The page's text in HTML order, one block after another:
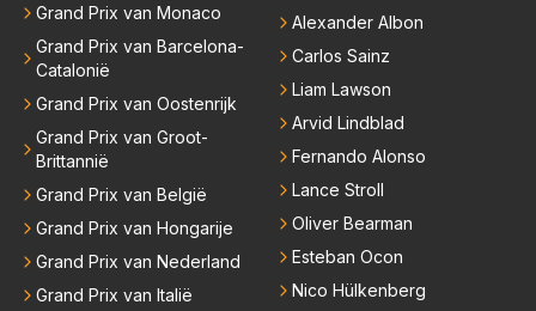
Grand Prix van Monaco
Grand Prix van Barcelona-
Catalonië
Grand Prix van Oostenrijk
Grand Prix van Groot-
Brittannië
Grand Prix van België
Grand Prix van Hongarije
Grand Prix van Nederland
Grand Prix van Italië
Alexander Albon
Carlos Sainz
Liam Lawson
Arvid Lindblad
Fernando Alonso
Lance Stroll
Oliver Bearman
Esteban Ocon
Nico Hülkenberg